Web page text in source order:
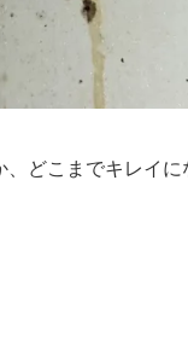
どこまでキレイに